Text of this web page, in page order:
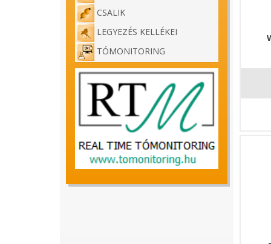
CSALIK
LEGYEZÉS KELLÉKEI
TÓMONITORING